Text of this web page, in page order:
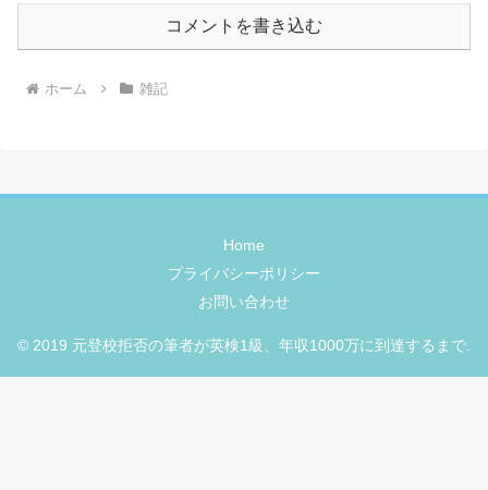
コメントを書き込む
ホーム 雑記
Home
プライバシーポリシー
お問い合わせ
© 2019 元登校拒否の筆者が英検1級、年収1000万に到達するまで.